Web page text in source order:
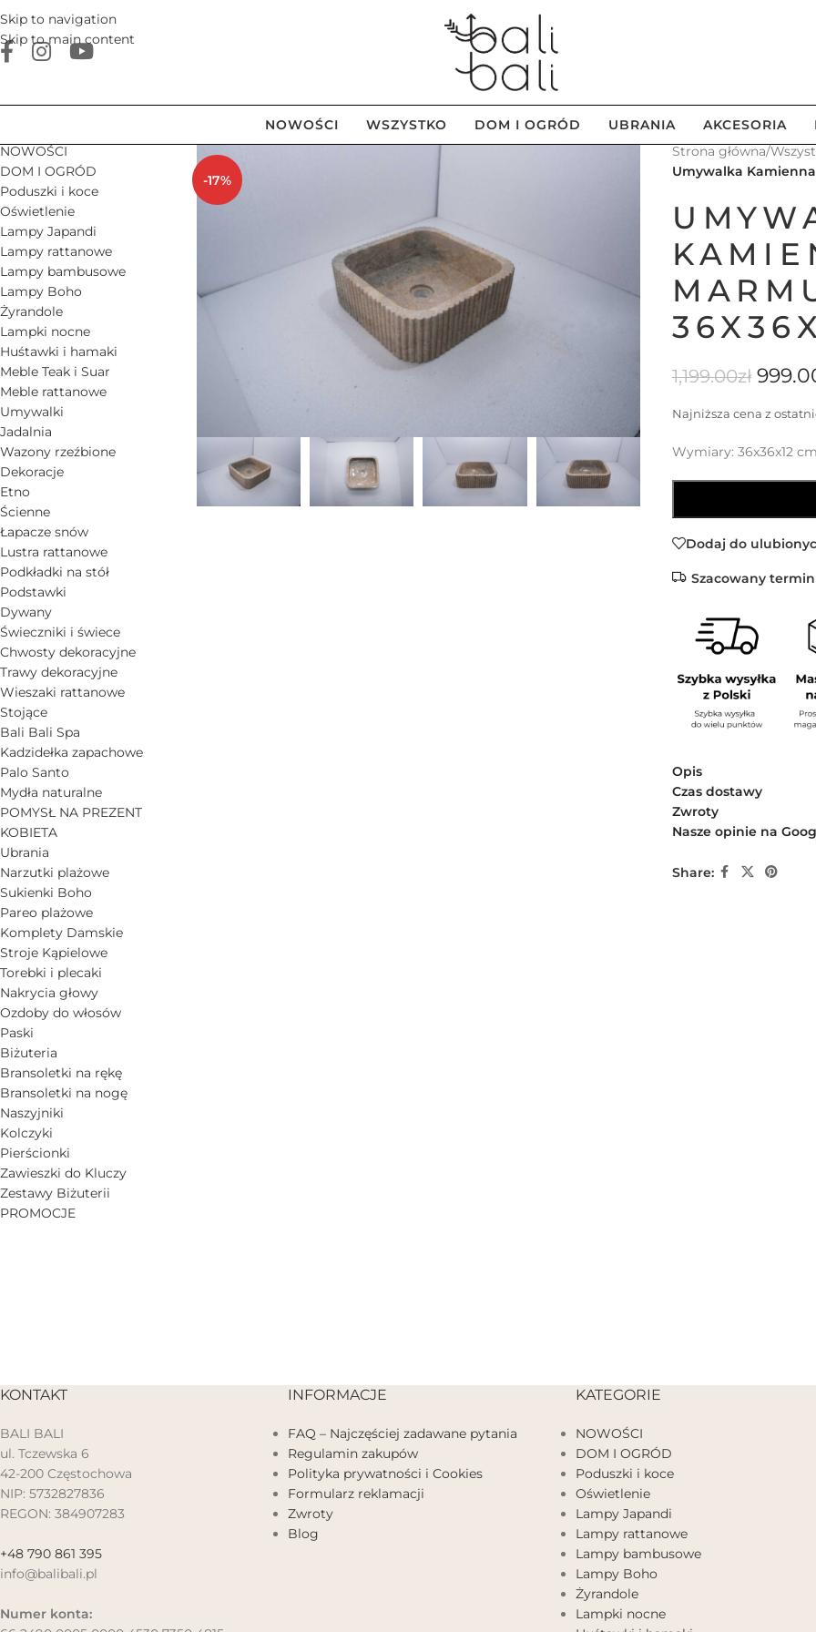
Skip to navigation
Skip to main content
NOWOŚCI WSZYSTKO DOM I OGRÓD UBRANIA AKCESORIA
NOWOŚCI
DOM I OGRÓD
Poduszki i koce
Oświetlenie
Lampy Japandi
Lampy rattanowe
Lampy bambusowe
Lampy Boho
Żyrandole
Lampki nocne
Huśtawki i hamaki
Meble Teak i Suar
Meble rattanowe
Umywalki
Jadalnia
Wazony rzeźbione
Dekoracje
Etno
Ścienne
Łapacze snów
Lustra rattanowe
Podkładki na stół
Podstawki
Dywany
Świeczniki i świece
Chwosty dekoracyjne
Trawy dekoracyjne
Wieszaki rattanowe
Stojące
Bali Bali Spa
Kadzidełka zapachowe
Palo Santo
Mydła naturalne
POMYSŁ NA PREZENT
KOBIETA
Ubrania
Narzutki plażowe
Sukienki Boho
Pareo plażowe
Komplety Damskie
Stroje Kąpielowe
Torebki i plecaki
Nakrycia głowy
Ozdoby do włosów
Paski
Biżuteria
Bransoletki na rękę
Bransoletki na nogę
Naszyjniki
Kolczyki
Pierścionki
Zawieszki do Kluczy
Zestawy Biżuterii
PROMOCJE
-17%
Strona główna/
Umywalka
1,199.00zł
Najniższa cena z
Wymiary: 36x36x12
Dodaj do
Szacowany
Opis
Czas dostawy
Zwroty
Nasze opinie na
Share:
KONTAKT
BALI BALI
ul. Tczewska 6
42-200 Częstochowa
NIP: 5732827836
REGON: 384907283
+48 790 861 395
info@balibali.pl
Numer konta:
INFORMACJE
FAQ – Najczęściej zadawane pytania
Regulamin zakupów
Polityka prywatności i Cookies
Formularz reklamacji
Zwroty
Blog
KATEGORIE
NOWOŚCI
DOM I OGRÓD
Poduszki i koce
Oświetlenie
Lampy Japandi
Lampy rattanowe
Lampy bambusowe
Lampy Boho
Żyrandole
Lampki nocne